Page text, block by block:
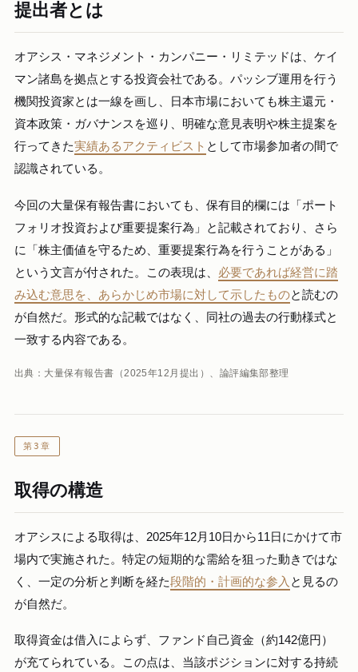
提出者とは
オアシス・マネジメント・カンパニー・リミテッドは、ケイ
マン諸島を拠点とする投資会社である。パッシブ運用を行う
機関投資家とは一線を画し、日本市場においても株主還元・
資本政策・ガバナンスを巡り、明確な意見表明や株主提案を
行ってきた実績あるアクティビスト として市場参加者の間で
認識されている。
今回の大量保有報告書においても、保有目的欄には「ポート
フォリオ投資および重要提案行為」と記載されており、さら
に「株主価値を守るため、重要提案行為を行うことがある」
という文言が付された。この表現は、 必要であれば経営に踏
み込む意思を、あらかじめ市場に対して示したものと読むの
が自然だ。形式的な記載ではなく、同社の過去の行動様式と
一致する内容である。
出典：大量保有報告書（2025年12月提出）、論評編集部整理
第3章
取得の構造
オアシスによる取得は、2025年12月10日から11日にかけて市
場内で実施された。特定の短期的な需給を狙った動きではな
く、一定の分析と判断を経た段階的・計画的な参入 と見るの
が自然だ。
取得資金は借入によらず、ファンド自己資金（約142億円）
が充てられている。この点は、当該ポジションに対する持続